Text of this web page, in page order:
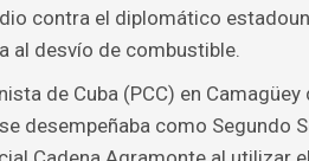
contra el diplomático
al desvío de combustible.
de Cuba (PCC) en
desempeñaba como Segundo